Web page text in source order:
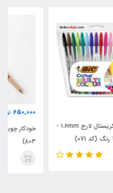
خودکار چوبی با سنگ مرجان (کد
803)